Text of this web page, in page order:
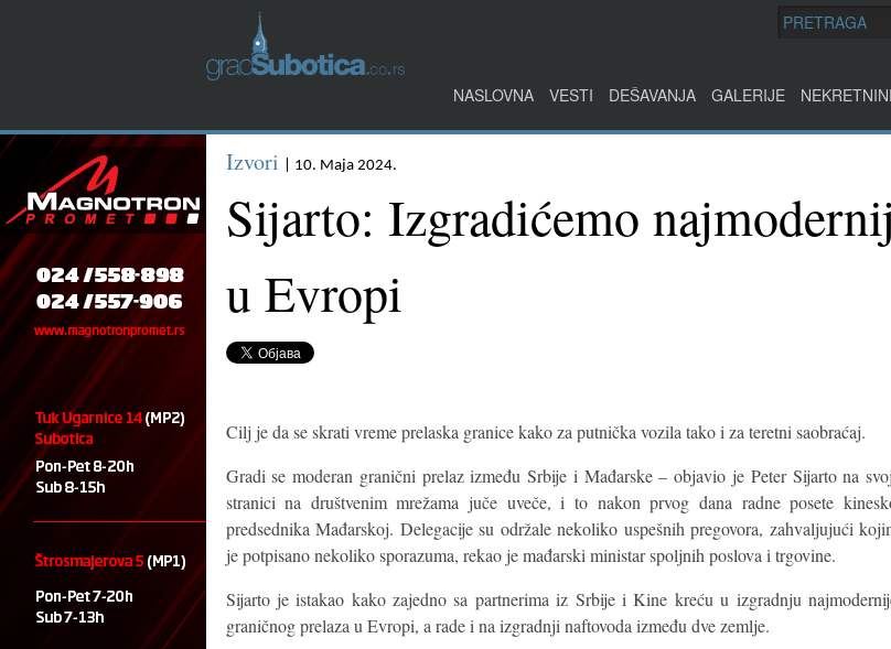
NASLOVNA VESTI DEŠAVANJA GALERIJE
Izvori | 10. Maja 2024.
Sijarto: Izgradićemo
u Evropi
Cilj je da se skrati vreme prelaska granice kako za putnička vozila tako i za teretni saobraćaj.
Gradi se moderan granični prelaz između Srbije i Mađarske – objavio je Peter Sijarto na
stranici na društvenim mrežama juče uveče, i to nakon prvog dana radne posete
predsednika Mađarskoj. Delegacije su održale nekoliko uspešnih pregovora, zahvaljujući
je potpisano nekoliko sporazuma, rekao je mađarski ministar spoljnih poslova i trgovine.
Sijarto je istakao kako zajedno sa partnerima iz Srbije i Kine kreću u izgradnju
graničnog prelaza u Evropi, a rade i na izgradnji naftovoda između dve zemlje.